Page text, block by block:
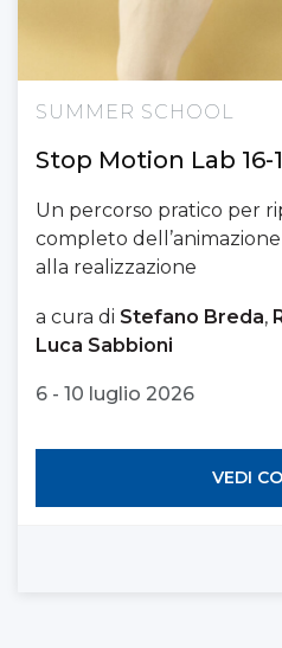
SUMMER SCHOOL
Stop Motion Lab 16-
Un percorso pratico per
completo
alla realizzazione
a cura di Stefano Breda,
Luca Sabbioni
6 - 10 luglio 2026
VEDI